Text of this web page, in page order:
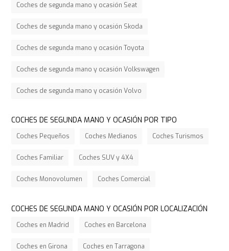
Coches de segunda mano y ocasión Seat
Coches de segunda mano y ocasión Skoda
Coches de segunda mano y ocasión Toyota
Coches de segunda mano y ocasión Volkswagen
Coches de segunda mano y ocasión Volvo
COCHES DE SEGUNDA MANO Y OCASIÓN POR TIPO
Coches Pequeños Coches Medianos Coches Turismos
Coches Familiar Coches SUV y 4X4
Coches Monovolumen Coches Comercial
COCHES DE SEGUNDA MANO Y OCASIÓN POR LOCALIZACIÓN
Coches en Madrid Coches en Barcelona
Coches en Girona Coches en Tarragona